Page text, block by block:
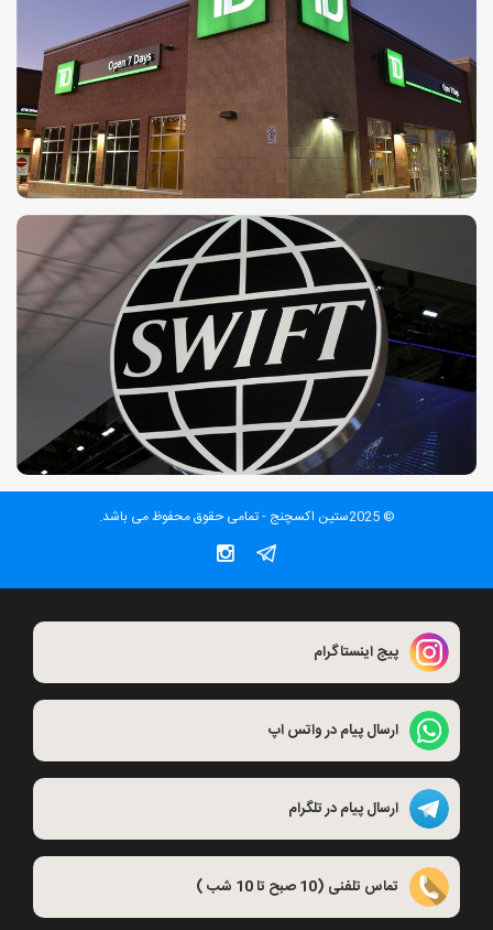
© 2025ستین اکسچنج - تمامی حقوق محفوظ می باشد.
پیج اینستاگرام
ارسال پیام در واتس اپ
ارسال پیام در تلگرام
تماس تلفنی (10 صبح تا 10 شب )